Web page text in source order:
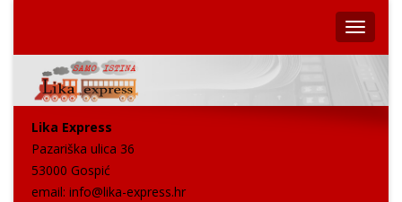
Lika Express
Pazariška ulica 36
53000 Gospić
email: info@lika-express.hr